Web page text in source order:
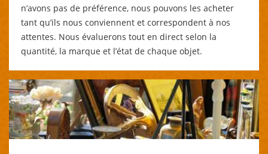
n’avons pas de préférence, nous pouvons les acheter
tant qu’ils nous conviennent et correspondent à nos
attentes. Nous évaluerons tout en direct selon la
quantité, la marque et l’état de chaque objet.